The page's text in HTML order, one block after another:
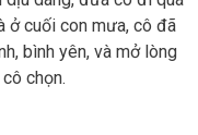
ở cuối con mưa, cô đã
bình yên, và mở lòng
chọn.